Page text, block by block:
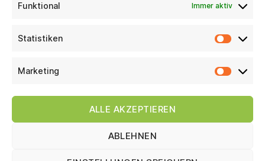
Funktional Immer aktiv
Statistiken
Marketing
ALLE AKZEPTIEREN
ABLEHNEN
Telefon 0711 31 51 587
Telefax 0711 31 51 585
Info@p-qzrwcy.project.space